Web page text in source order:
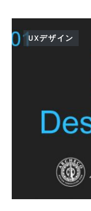
UXデザイン